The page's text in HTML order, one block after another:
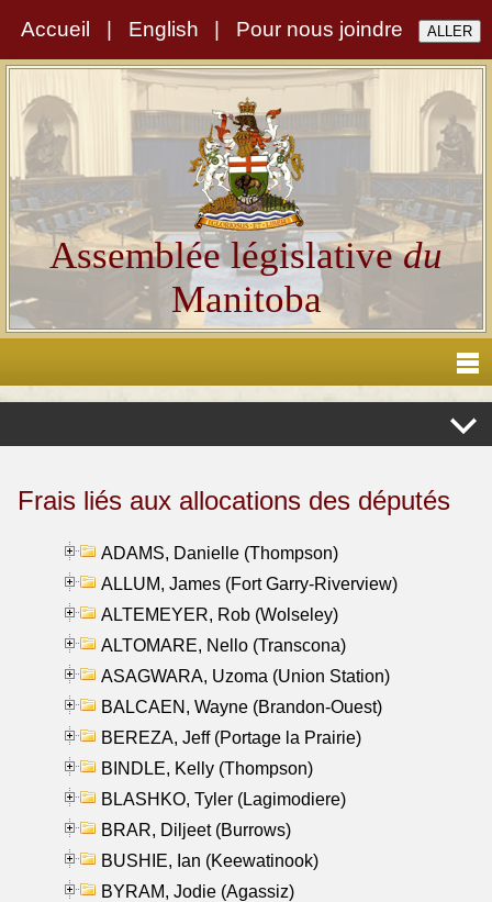
Accueil English Pour nous joindre
Assemblée législativedu
Manitoba
Frais liés aux allocations des députés
ADAMS, Danielle (Thompson)
ALLUM, James (Fort Garry-Riverview)
ALTEMEYER, Rob (Wolseley)
ALTOMARE, Nello (Transcona)
ASAGWARA, Uzoma (Union Station)
BALCAEN, Wayne (Brandon-Ouest)
BEREZA, Jeff (Portage la Prairie)
BINDLE, Kelly (Thompson)
BLASHKO, Tyler (Lagimodiere)
BRAR, Diljeet (Burrows)
BUSHIE, Ian (Keewatinook)
BYRAM, Jodie (Agassiz)